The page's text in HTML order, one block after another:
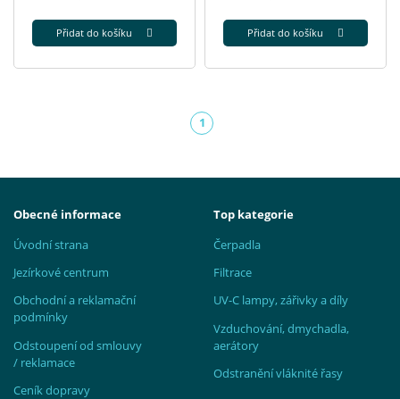
Přidat do košíku Přidat do košíku
1(aktuální)
Obecné informace
Úvodní strana
Jezírkové centrum
Obchodní a reklamační
podmínky
Odstoupení od smlouvy
/ reklamace
Ceník dopravy
Top kategorie
Čerpadla
Filtrace
UV-C lampy, zářivky a díly
Vzduchování, dmychadla,
aerátory
Odstranění vláknité řasy